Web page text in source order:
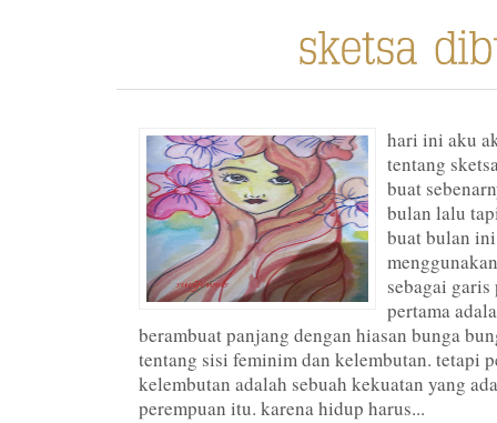
hari ini aku
tentang
buat
bulan lalu
buat bulan
sebagai garis
pertama
berambuat panjang dengan hiasan bunga
tentang sisi feminim dan kelembutan. tetapi
kelembutan adalah sebuah kekuatan yang
perempuan itu. karena hidup harus...